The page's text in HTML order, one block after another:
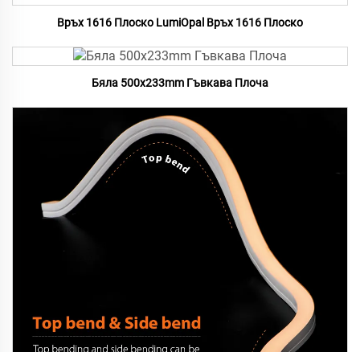
Връх 1616 Плоско LumiOpal Връх 1616 Плоско
Бяла 500x233mm Гъвкава Плоча